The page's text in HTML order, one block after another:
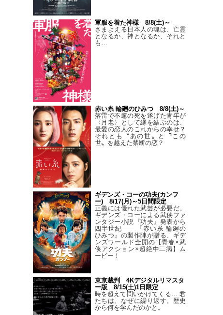
軍服を着た神様 8/8(土)～
さまよえる日本人の魂は、亡霊
となるか、神となるか、それと
も…
赤い糸 輪廻のひみつ 8/8(土)～
落雷で不慮の死を遂げた青年が
〈月老〉として縁を結ぶのは、
最愛の恋人のこれからの幸せ？
それとも〝あの世〟と〝この
世〟を越えた禁断の恋？
ギデンズ・コーの功夫(カンフ
ー) 8/17(月)～5日間限定
正義には優れた武芸が必要だ。
ギデンズ・コーによる武侠ファ
ンタジー小説『功夫』発表から
四半世紀―― 『赤い糸 輪廻の
ひみつ』の製作陣が贈る、ギデ
ンズワールド全開の【青春×武
侠アクション×超絶中二病】ム
ービー！
東京裁判 4Kデジタルリマスタ
ー版 8/15(土)1日限定
時を超えて問いかけてくる… 君
たちは、なぜに繰り返す。歴史
から何を学んだのかと。